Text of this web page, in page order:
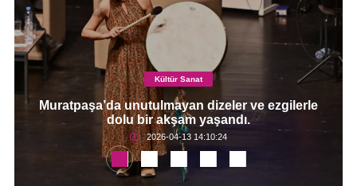
Kültür Sanat
Muratpaşa’da unutulmayan dizeler ve ezgilerle
dolu bir akşam yaşandı.
2026-04-13 14:10:24